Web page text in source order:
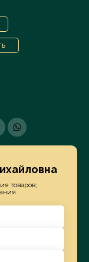
товаров;